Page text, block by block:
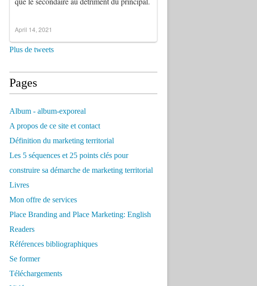
April 14, 2021
Plus de tweets
Pages
Album - album-exporeal
A propos de ce site et contact
Définition du marketing territorial
Les 5 séquences et 25 points clés pour
construire sa démarche de marketing territorial
Livres
Mon offre de services
Place Branding and Place Marketing: English
Readers
Références bibliographiques
Se former
Téléchargements